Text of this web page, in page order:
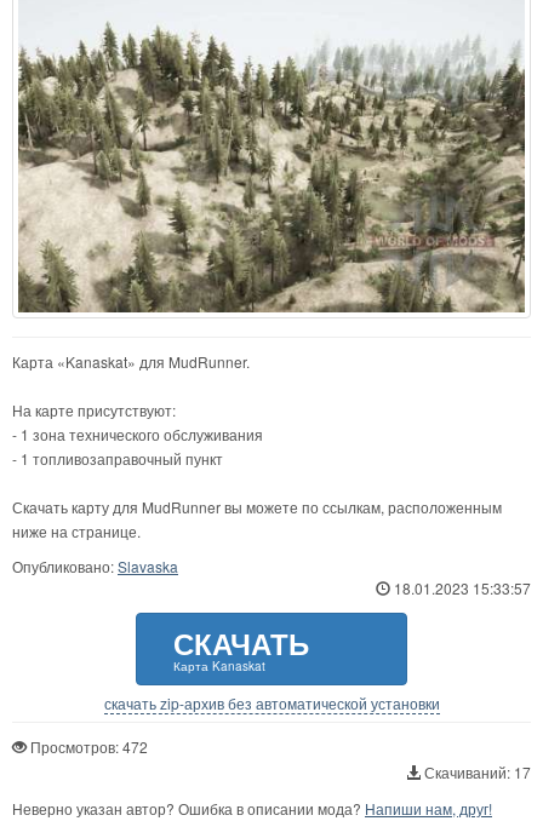
Карта «Kanaskat» для MudRunner.
На карте присутствуют:
- 1 зона технического обслуживания
- 1 топливозаправочный пункт
Скачать карту для MudRunner вы можете по ссылкам, расположенным
ниже на странице.
Опубликовано:Slavaska
18.01.2023 15:33:57
СКАЧАТЬ
Карта Kanaskat
скачать zip-архив без автоматической установки
Просмотров: 472
Скачиваний: 17
Неверно указан автор? Ошибка в описании мода? Напиши нам, друг!